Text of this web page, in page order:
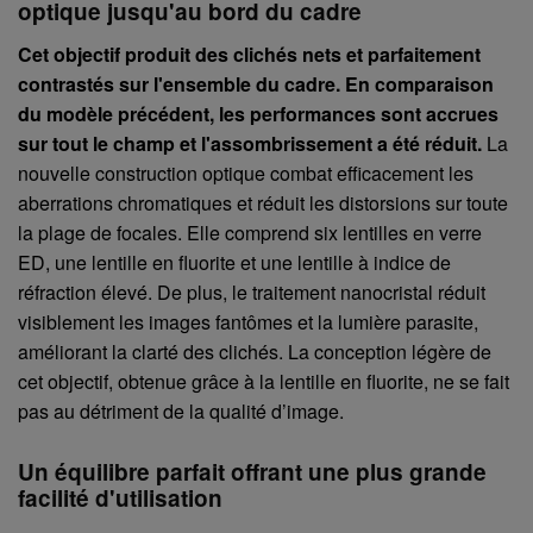
optique jusqu'au bord du cadre
Cet objectif produit des clichés nets et parfaitement
contrastés sur l'ensemble du cadre. En comparaison
du modèle précédent, les performances sont accrues
sur tout le champ et l'assombrissement a été réduit. La
nouvelle construction optique combat efficacement les
aberrations chromatiques et réduit les distorsions sur toute
la plage de focales. Elle comprend six lentilles en verre
ED, une lentille en fluorite et une lentille à indice de
réfraction élevé. De plus, le traitement nanocristal réduit
visiblement les images fantômes et la lumière parasite,
améliorant la clarté des clichés. La conception légère de
cet objectif, obtenue grâce à la lentille en fluorite, ne se fait
pas au détriment de la qualité d’image.
Un équilibre parfait offrant une plus grande
facilité d'utilisation